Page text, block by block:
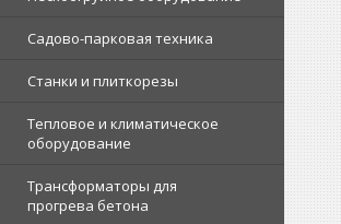
Садово-парковая техника
Станки и плиткорезы
Тепловое и климатическое
оборудование
Трансформаторы для
прогрева бетона